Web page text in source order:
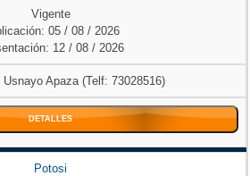
Vigente
05 / 08 / 2026
12 / 08 / 2026
Apaza (Telf: 73028516)
DETALLES
Potosi